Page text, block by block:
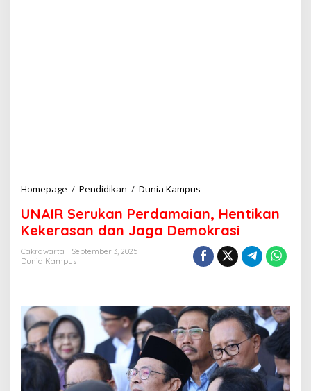
Homepage / Pendidikan / Dunia Kampus
A
I
R
S
e
a
n
P
e
r
d
UNAIR Serukan Perdamaian, Hentikan
Kekerasan dan Jaga Demokrasi
Cakrawarta
September 3, 2025
Dunia Kampus